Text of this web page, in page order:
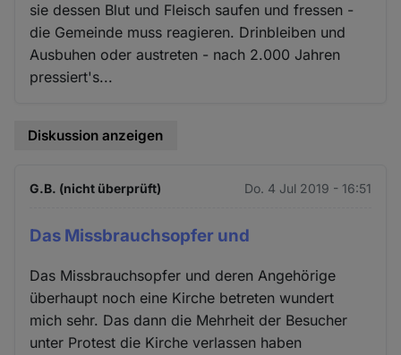
sie dessen Blut und Fleisch saufen und fressen -
die Gemeinde muss reagieren. Drinbleiben und
Ausbuhen oder austreten - nach 2.000 Jahren
pressiert's...
Diskussion anzeigen
G.B. (nicht überprüft) Do. 4 Jul 2019 - 16:51
Das Missbrauchsopfer und
Das Missbrauchsopfer und deren Angehörige
überhaupt noch eine Kirche betreten wundert
mich sehr. Das dann die Mehrheit der Besucher
unter Protest die Kirche verlassen haben